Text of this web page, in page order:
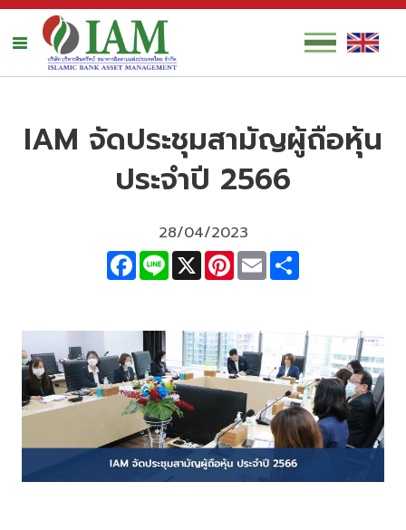
IAM จัดประชุมสามัญผู้ถือหุ้น
ประจำปี 2566
28/04/2023
Facebook
Line X Pinterest
Email